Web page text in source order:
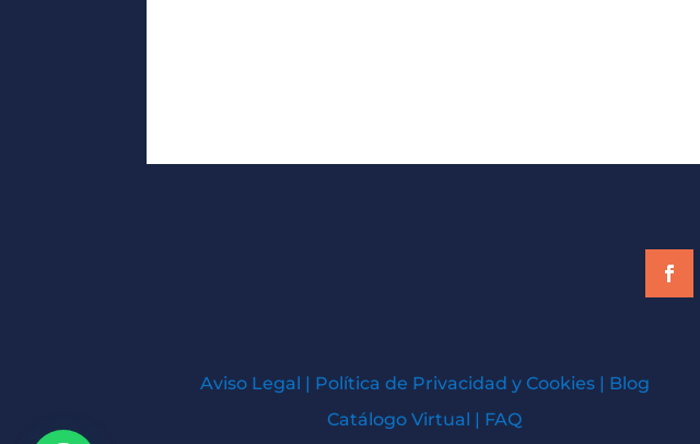
Aviso Legal | Política de Privacidad y Cookies| Blog
Catálogo Virtual | FAQ